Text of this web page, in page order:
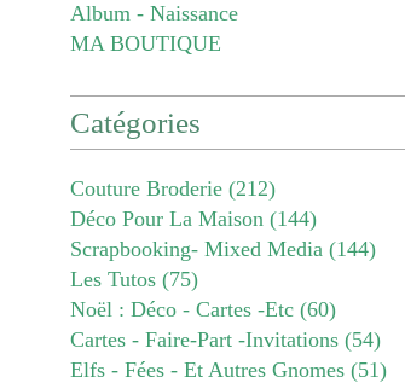
Album - Naissance
MA BOUTIQUE
Catégories
Couture Broderie (212)
Déco Pour La Maison (144)
Scrapbooking- Mixed Media (144)
Les Tutos (75)
Noël : Déco - Cartes -etc (60)
Cartes - Faire-Part -invitations (54)
Elfs - Fées - Et Autres Gnomes (51)